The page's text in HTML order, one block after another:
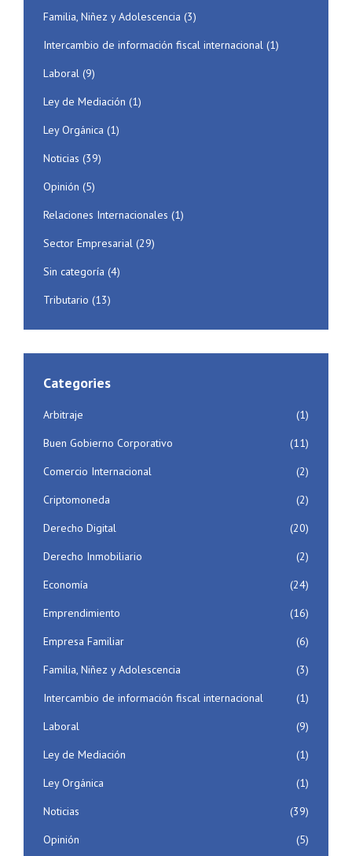
Familia, Niñez y Adolescencia (3)
Intercambio de información fiscal internacional (1)
Laboral (9)
Ley de Mediación (1)
Ley Orgánica (1)
Noticias (39)
Opinión (5)
Relaciones Internacionales (1)
Sector Empresarial (29)
Sin categoría (4)
Tributario (13)
Categories
Arbitraje
(1)
Buen Gobierno Corporativo
(11)
Comercio Internacional
(2)
Criptomoneda
(2)
Derecho Digital
(20)
Derecho Inmobiliario
(2)
Economía
(24)
Emprendimiento
(16)
Empresa Familiar
(6)
Familia, Niñez y Adolescencia
(3)
Intercambio de información fiscal internacional
(1)
Laboral
(9)
Ley de Mediación
(1)
Ley Orgánica
(1)
Noticias
(39)
Opinión
(5)